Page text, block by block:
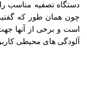
دستگاه تصفیه مناسب
چون همان طور که
است و برخی از آنها
آلودگی‌ های محیطی